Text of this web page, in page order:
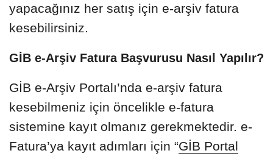
yapacağınız her satış için e-arşiv fatura
kesebilirsiniz.
GİB e-Arşiv Fatura Başvurusu Nasıl Yapılır?
GİB e-Arşiv Portalı’nda e-arşiv fatura
kesebilmeniz için öncelikle e-fatura
sistemine kayıt olmanız gerekmektedir. e-
Fatura’ya kayıt adımları için “GİB Portal